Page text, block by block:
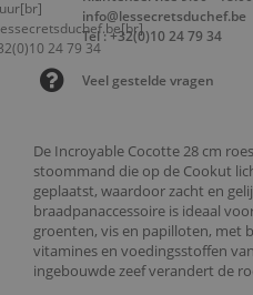
De Incroyable Cocotte 28 cm
stoommand die op de Cookut
geplaatst, waardoor zacht en
braadpanaccessoire is ideaal
groenten, vis en papilloten, met
vitamines en voedingsstoffen
ingebouwde zeef verandert de
info@lessecretsduchef.be
Tel : +32(0)10 24 79 34
Veel gestelde vragen